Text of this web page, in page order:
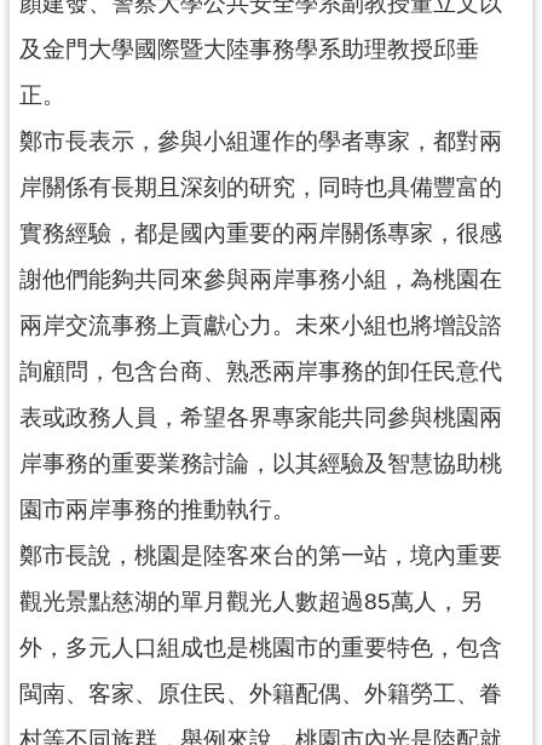
覽
市
政
箱
常
見
答
桃
園
政
府
入
口
網
隱
權
政
策
及金門大學國際暨大陸事務學系助理教授邱垂
正。
鄭市長表示，參與小組運作的學者專家，都對兩
岸關係有長期且深刻的研究，同時也具備豐富的
實務經驗，都是國內重要的兩岸關係專家，很感
謝他們能夠共同來參與兩岸事務小組，為桃園在
兩岸交流事務上貢獻心力。未來小組也將增設諮
詢顧問，包含台商、熟悉兩岸事務的卸任民意代
表或政務人員，希望各界專家能共同參與桃園兩
岸事務的重要業務討論，以其經驗及智慧協助桃
園市兩岸事務的推動執行。
鄭市長說，桃園是陸客來台的第一站，境內重要
觀光景點慈湖的單月觀光人數超過85萬人，另
外，多元人口組成也是桃園市的重要特色，包含
閩南、客家、原住民、外籍配偶、外籍勞工、眷
村等不同族群，舉例來說，桃園市內光是陸配就